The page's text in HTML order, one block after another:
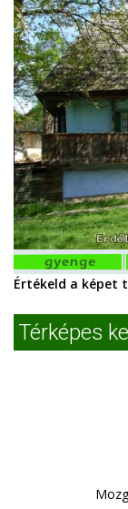
Értékeld a képet
Térképes